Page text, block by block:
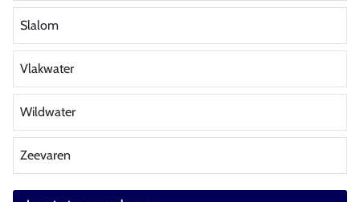
Slalom
Vlakwater
Wildwater
Zeevaren